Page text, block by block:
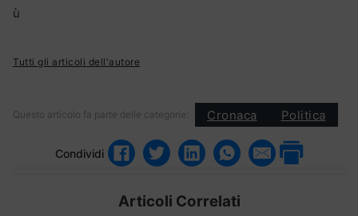
ù
Tutti gli articoli dell'autore
Questo articolo fa parte delle categorie: Cronaca Politica
Condividi
Articoli Correlati